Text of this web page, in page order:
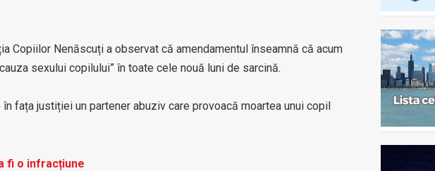
Copiilor Nenăscuți a observat că amendamentul înseamnă că acum
sexului copilului” în toate cele nouă luni de sarcină.
fața justiției un partener abuziv care provoacă moartea unui copil
fi o infracțiune